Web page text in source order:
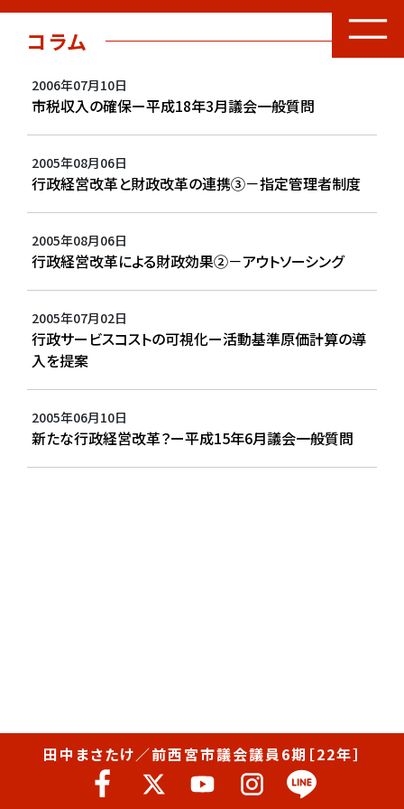
コラム
2006年07月10日
市税収入の確保ー平成18年3月議会一般質問
2005年08月06日
行政経営改革と財政改革の連携③－指定管理者制度
2005年08月06日
行政経営改革による財政効果②－アウトソーシング
2005年07月02日
行政サービスコストの可視化ー活動基準原価計算の導
入を提案
2005年06月10日
新たな行政経営改革？ー平成15年6月議会一般質問
田中まさたけ／前西宮市議会議員6期［22年］